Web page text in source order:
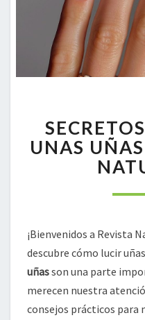
UNAS
¡Bienvenidos a Revista
descubre cómo lucir
uñasson una parte
merecen nuestra
consejos prácticos para